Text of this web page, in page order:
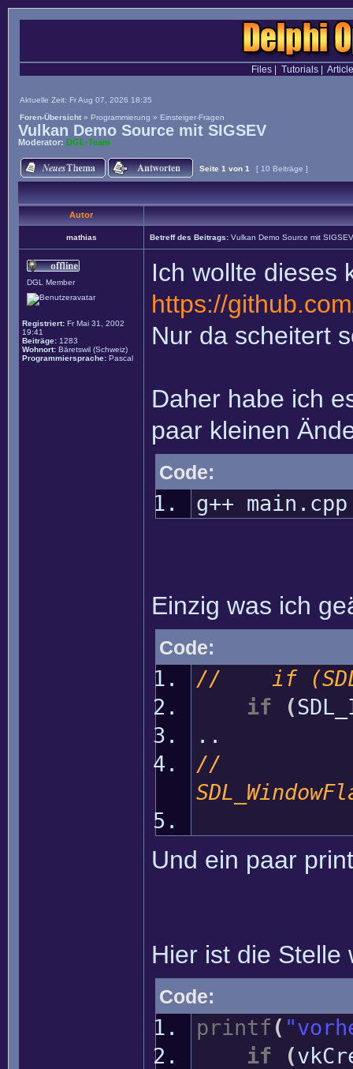
Files| Tutorials|
Aktuelle Zeit: Fr Aug 07, 2026 18:35
Foren-Übersicht » Programmierung » Einsteiger-Fragen
Vulkan Demo Source mit SIGSEV
Moderator: DGL-Team
Seite 1 von 1 [ 10 Beiträge ]
Autor
mathias Betreff des Beitrags: Vulkan Demo Source mit SIGSEV
DGL Member
Registriert: Fr Mai 31, 2002
19:41
Beiträge: 1283
Wohnort: Bäretswil (Schweiz)
Programmiersprache: Pascal
Ich wollte dieses
https://
Nur da scheitert
Daher habe ich
paar kleinen
Code:
g++
Einzig was ich
Code:
// if
if
(
..
Und ein paar
Hier ist die Stelle
Code:
printf (
if
(